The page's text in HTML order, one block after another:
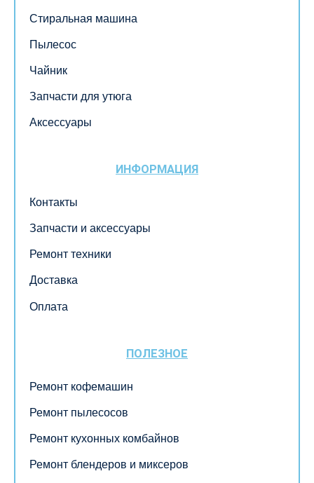
Стиральная машина
Пылесос
Чайник
Запчасти для утюга
Аксессуары
ИНФОРМАЦИЯ
Контакты
Запчасти и аксессуары
Ремонт техники
Доставка
Оплата
ПОЛЕЗНОЕ
Ремонт кофемашин
Ремонт пылесосов
Ремонт кухонных комбайнов
Ремонт блендеров и миксеров